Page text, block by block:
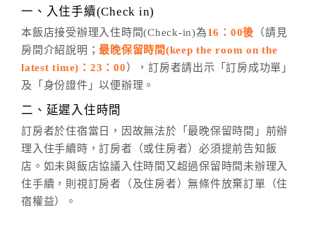
※非客服時間之申辦異動，皆為次日計算及辦理。
五、客服時間
週一至週日，上午9:00～晚上6:00
六、聯絡方式
(07)9682715 。
一、入住手續(Check in)
本飯店接受辦理入住時間(Check-in)為16：00後 （請見
房間介紹說明；最晚保留時間(keep the room on the
latest time)：23：00 ），訂房者請出示「訂房成功單」
及「身份證件」以便辦理。
二、延遲入住時間
訂房者於住宿當日，因故無法於「最晚保留時間」前辦
理入住手續時，訂房者（或住房者）必須提前告知飯
店。如未與飯店協議入住時間又超過保留時間未辦理入
住手續，則視訂房者（及住房者）無條件放棄訂單（住
宿權益）。